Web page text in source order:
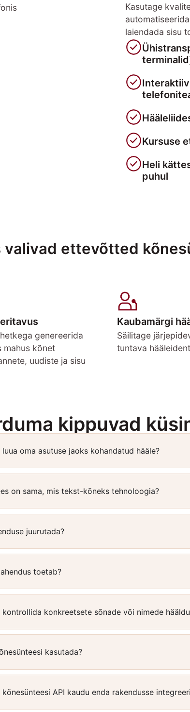
Kasutage
laiendada sisu
Kursuse
Heli
puhul
valivad ettevõtted
genereerida
mahus kõnet
uudiste ja sisu
Kaubamärgi
Säilitage
tuntava
kippuvad
luua oma asutuse jaoks kohandatud hääle?
on sama, mis tekst-kõneks tehnoloogia?
juurutada?
toetab?
kontrollida konkreetsete sõnade või nimede
kasutada?
kõnesünteesi API kaudu enda rakendusse